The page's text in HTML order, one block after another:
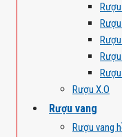
Rượu X.O
Rượu vang
Rượu vang